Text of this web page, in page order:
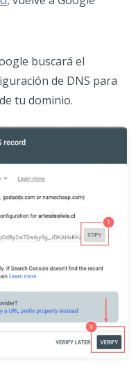
buscará el
de DNS para
tu dominio.